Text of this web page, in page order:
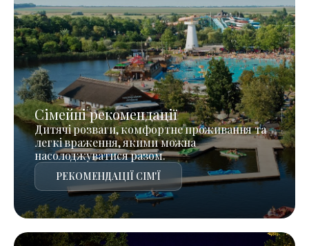
Сімейні рекомендації
Дитячі розваги, комфортне проживання та
легкі враження, якими можна
насолоджуватися разом.
РЕКОМЕНДАЦІЇ СІМ'Ї